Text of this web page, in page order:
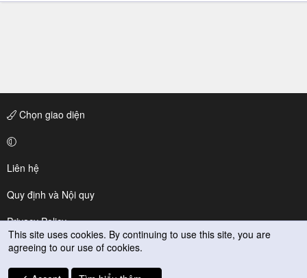
Chọn giao diện
Liên hệ
Quy định và Nội quy
Privacy Policy
Trợ giúp
R
This site uses cookies. By continuing to use this site, you are
agreeing to our use of cookies.